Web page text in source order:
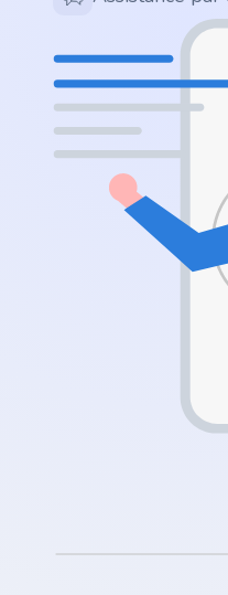
.site
.art
.online
.cloud